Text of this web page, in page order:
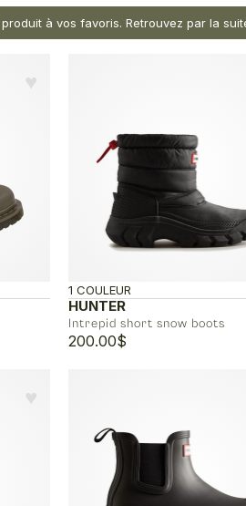
à vos favoris. Retrouvez par la
♥︎
HUNTER
Intrepid short snow boots
1 COULEUR
200.00$
♥︎